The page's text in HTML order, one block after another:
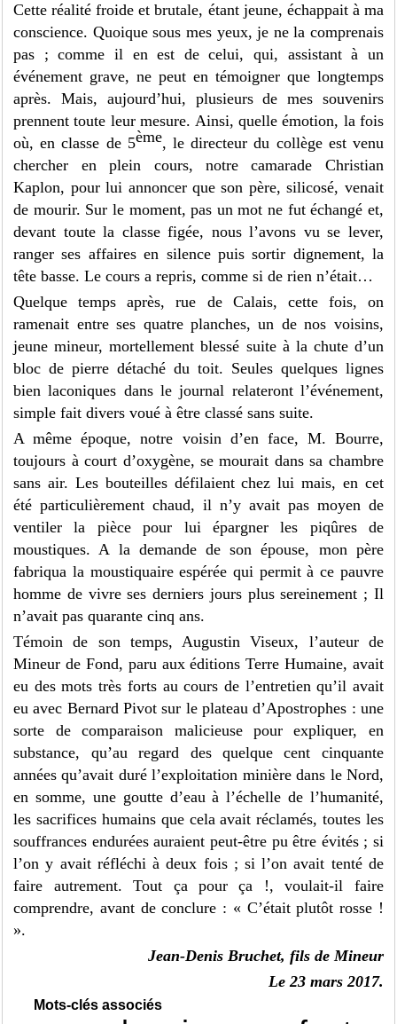
Cette réalité froide et brutale, étant jeune, échappait à ma
conscience. Quoique sous mes yeux, je ne la comprenais
pas ; comme il en est de celui, qui, assistant à un
événement grave, ne peut en témoigner que longtemps
après. Mais, aujourd’hui, plusieurs de mes souvenirs
prennent toute leur mesure. Ainsi, quelle émotion, la fois
où, en classe de 5ème, le directeur du collège est venu
chercher en plein cours, notre camarade Christian
Kaplon, pour lui annoncer que son père, silicosé, venait
de mourir. Sur le moment, pas un mot ne fut échangé et,
devant toute la classe figée, nous l’avons vu se lever,
ranger ses affaires en silence puis sortir dignement, la
tête basse. Le cours a repris, comme si de rien n’était…
Quelque temps après, rue de Calais, cette fois, on
ramenait entre ses quatre planches, un de nos voisins,
jeune mineur, mortellement blessé suite à la chute d’un
bloc de pierre détaché du toit. Seules quelques lignes
bien laconiques dans le journal relateront l’événement,
simple fait divers voué à être classé sans suite.
A même époque, notre voisin d’en face, M. Bourre,
toujours à court d’oxygène, se mourait dans sa chambre
sans air. Les bouteilles défilaient chez lui mais, en cet
été particulièrement chaud, il n’y avait pas moyen de
ventiler la pièce pour lui épargner les piqûres de
moustiques. A la demande de son épouse, mon père
fabriqua la moustiquaire espérée qui permit à ce pauvre
homme de vivre ses derniers jours plus sereinement ; Il
n’avait pas quarante cinq ans.
Témoin de son temps, Augustin Viseux, l’auteur de
Mineur de Fond, paru aux éditions Terre Humaine, avait
eu des mots très forts au cours de l’entretien qu’il avait
eu avec Bernard Pivot sur le plateau d’Apostrophes : une
sorte de comparaison malicieuse pour expliquer, en
substance, qu’au regard des quelque cent cinquante
années qu’avait duré l’exploitation minière dans le Nord,
en somme, une goutte d’eau à l’échelle de l’humanité,
les sacrifices humains que cela avait réclamés, toutes les
souffrances endurées auraient peut-être pu être évités ; si
l’on y avait réfléchi à deux fois ; si l’on avait tenté de
faire autrement. Tout ça pour ça !, voulait-il faire
comprendre, avant de conclure : « C’était plutôt rosse !
».
Jean-Denis Bruchet, fils de Mineur
Le 23 mars 2017.
Mots-clés associés